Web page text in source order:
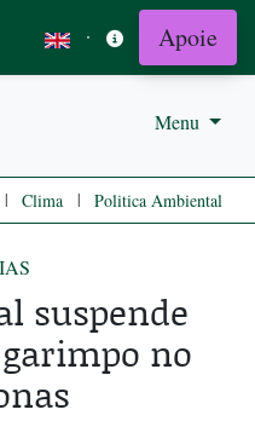
· Apoie
Menu
| Clima | Politica Ambiental
suspende
no